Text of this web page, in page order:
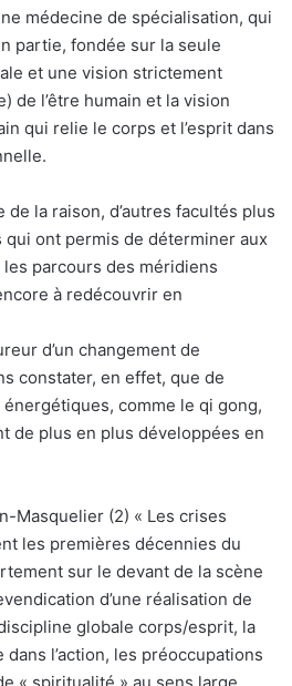
médecine de spécialisation, qui
partie, fondée sur la seule
et une vision strictement
de l’être humain et la vision
qui relie le corps et l’esprit dans
de la raison, d’autres facultés plus
ont permis de déterminer aux
parcours des méridiens
à redécouvrir en
d’un changement de
constater, en effet, que de
comme le qi gong,
de plus en plus développées en
Masquelier (2) « Les crises
les premières décennies du
sur le devant de la scène
d’une réalisation de
globale corps/esprit, la
dans l’action, les préoccupations
« spiritualité » au sens large.